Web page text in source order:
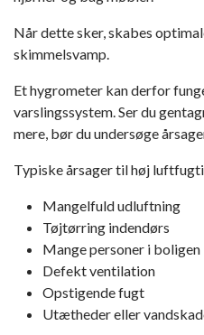
Når dette sker, skabes
skimmelsvamp.
Et hygrometer kan derfor
varslingssystem. Ser du
mere, bør du undersøge
Typiske årsager til høj
Mangelfuld udluftning
Tøjtørring indendørs
Mange personer i boligen
Defekt ventilation
Opstigende fugt
Utætheder eller